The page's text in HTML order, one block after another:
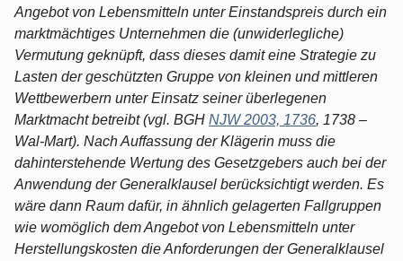
Angebot von Lebensmitteln unter Einstandspreis durch ein
marktmächtiges Unternehmen die (unwiderlegliche)
Vermutung geknüpft, dass dieses damit eine Strategie zu
Lasten der geschützten Gruppe von kleinen und mittleren
Wettbewerbern unter Einsatz seiner überlegenen
Marktmacht betreibt (vgl. BGH NJW 2003, 1736, 1738 –
Wal-Mart). Nach Auffassung der Klägerin muss die
dahinterstehende Wertung des Gesetzgebers auch bei der
Anwendung der Generalklausel berücksichtigt werden. Es
wäre dann Raum dafür, in ähnlich gelagerten Fallgruppen
wie womöglich dem Angebot von Lebensmitteln unter
Herstellungskosten die Anforderungen der Generalklausel